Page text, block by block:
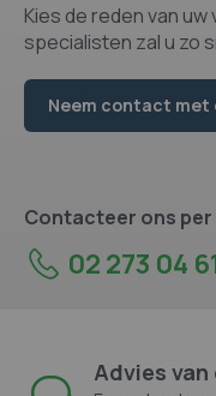
Kies de reden van
specialisten zal u zo
Neem contact met
Contacteer ons
02 273 04
Advies